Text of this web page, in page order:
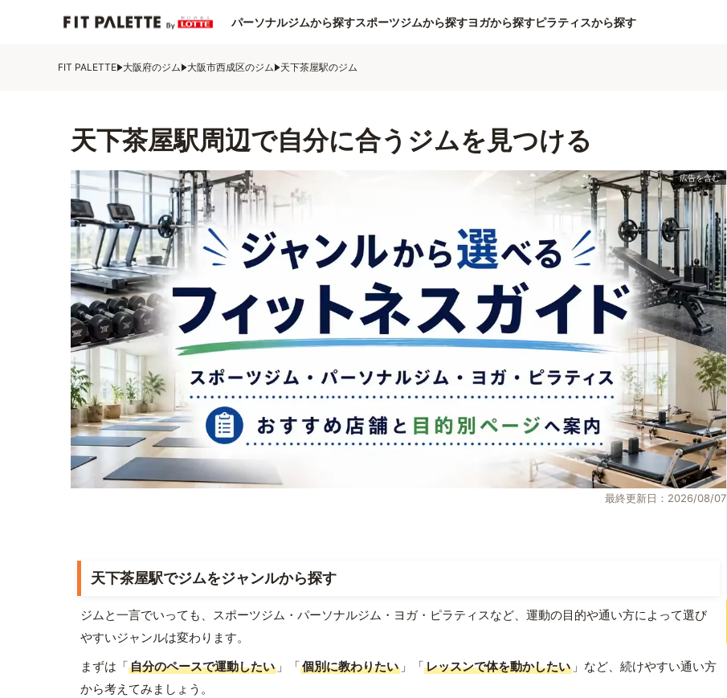
パーソナルジムから探すスポーツジムから探すヨガから探すピラティスから探す
FIT PALETTE 大阪府のジム 大阪市西成区のジム 天下茶屋駅のジム
天下茶屋駅周辺で自分に合うジムを見つける
最終更新日：2026/08/07
天下茶屋駅でジムをジャンルから探す
ジムと一言でいっても、スポーツジム・パーソナルジム・ヨガ・ピラティスなど、運動の目的や通い方によって選び
やすいジャンルは変わります。
まずは「自分のペースで運動したい 」「個別に教わりたい 」「レッスンで体を動かしたい 」など、続けやすい通い方
から考えてみましょう。